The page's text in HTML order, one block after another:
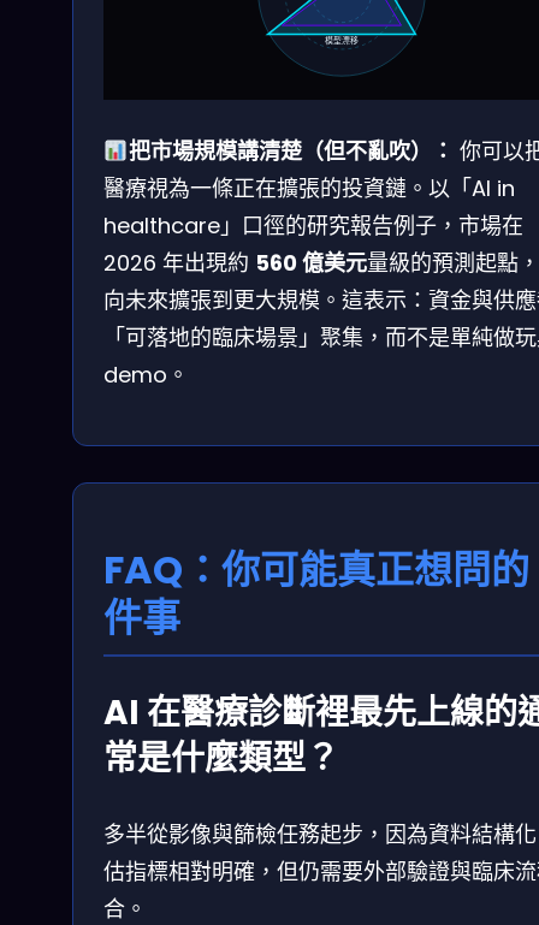
模型漂移
把市場規模講清楚（但不亂吹）： 你可以
醫療視為一條正在擴張的投資鏈。以「AI in
healthcare」口徑的研究報告例子，市場在
2026 年出現約 560 億美元量級的預測起點
向未來擴張到更大規模。這表示：資金與供
「可落地的臨床場景」聚集，而不是單純做
demo。
FAQ：你可能真正想問
件事
AI 在醫療診斷裡最先上線的
常是什麼類型？
多半從影像與篩檢任務起步，因為資料結構
估指標相對明確，但仍需要外部驗證與臨床
合。